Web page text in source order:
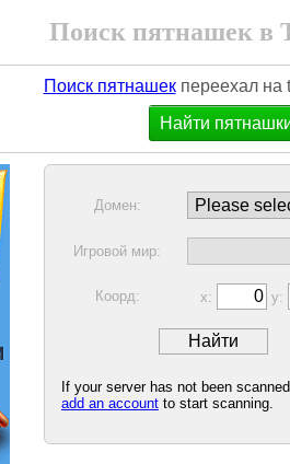
Поиск пятнашек в
Поиск пятнашекпереехал на
Найти
Домен:
Игровой мир:
Коорд: x: y:
If your server has not been
add an account to start scanning.